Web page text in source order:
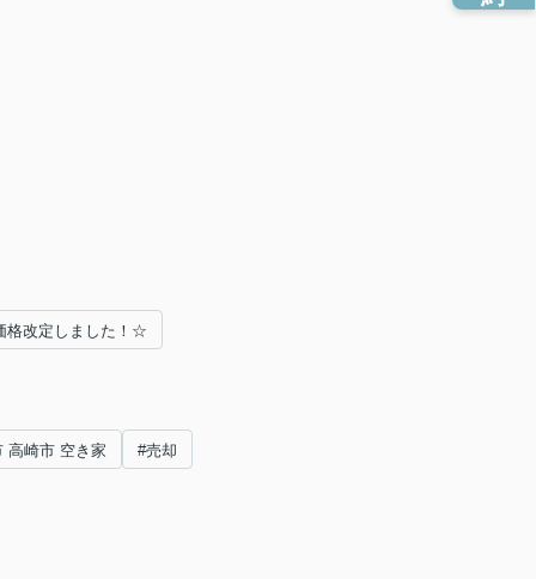
改定しました！☆
高崎市 空き家 #売却